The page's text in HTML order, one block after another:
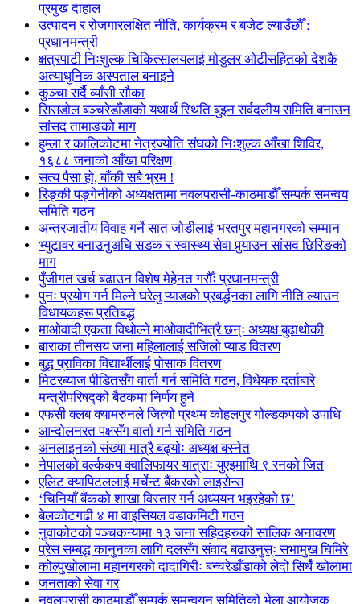
प्रमुख दाहाल
उत्पादन र रोजगारलक्षित नीति, कार्यक्रम र बजेट ल्याउँछौँ :
प्रधानमन्त्री
क्षत्रपाटी निःशुल्क चिकित्सालयलाई मोडुलर ओटीसहितको देशकै
अत्याधुनिक अस्पताल बनाइने
कुञ्चा सर्दै व्याँसी सौका
सिसडोल बञ्चरेडाँडाको यथार्थ स्थिति बुझ्न सर्वदलीय समिति बनाउन
सांसद तामाङको माग
हुम्ला र कालिकोटमा नेत्रज्योति संघको निःशुल्क आँखा शिविर,
१६८८ जनाको आँखा परिक्षण
सत्य पैसा हो, बाँकी सबै भ्रम !
रिङ्की पङ्गेनीको अध्यक्षतामा नवलपरासी-काठमाडौँ सम्पर्क समन्वय
समिति गठन
अन्तरजातीय विवाह गर्ने सात जोडीलाई भरतपुर महानगरको सम्मान
भ्युटावर बनाउनुअघि सडक र स्वास्थ्य सेवा पुर्‍याउन सांसद छिरिङको
माग
पुँजीगत खर्च बढाउन विशेष मेहेनत गरौँः प्रधानमन्त्री
पुनः प्रयोग गर्न मिल्ने घरेलु प्याडको प्रबर्द्धनका लागि नीति ल्याउन
विधायकहरू प्रतिबद्ध
माओवादी एकता विथोल्ने माओवादीभित्रै छन्ः अध्यक्ष बुढाथोकी
बाराका तीनसय जना महिलालाई सजिलो प्याड वितरण
बुद्ध प्राविका विद्यार्थीलाई पोसाक वितरण
मिटरब्याज पीडितसँग वार्ता गर्न समिति गठन, विधेयक दर्ताबारे
मन्त्रीपरिषद्को बैठकमा निर्णय हुने
एफसी क्लब क्यामरुनले जित्यो प्रथम कोहलपुर गोल्डकपको उपाधि
आन्दोलनरत पक्षसँग वार्ता गर्न समिति गठन
अनलाइनको संख्या मात्रै बढ्योः अध्यक्ष बस्नेत
नेपालको वर्ल्ककप क्वालिफायर यात्राः युएइमाथि ९ रनको जित
एलिट क्यापिटललाई मर्चेन्ट बैंकरको लाइसेन्स
‘चिनियाँ बैंकको शाखा विस्तार गर्न अध्ययन भइरहेको छ’
बेलकोटगढी ४ मा वाइसियल वडाकमिटी गठन
नुवाकोटको पञ्चकन्यामा १३ जना सहिदहरुको सालिक अनावरण
प्रेस सम्बद्ध कानुनका लागि दलसँग संवाद बढाउनुस्ः सभामुख घिमिरे
कोल्पुखोलामा महानगरको दादागिरीः बन्चरेडाँडाको लेदो सिधैँ खोलामा
जनताको सेवा गर
नवलपरासी काठमाडौँ सम्पर्क समन्वयन समितिको भेला आयोजक